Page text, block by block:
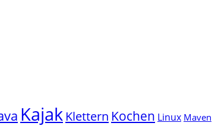
Kajak Klettern Kochen Linux Maven